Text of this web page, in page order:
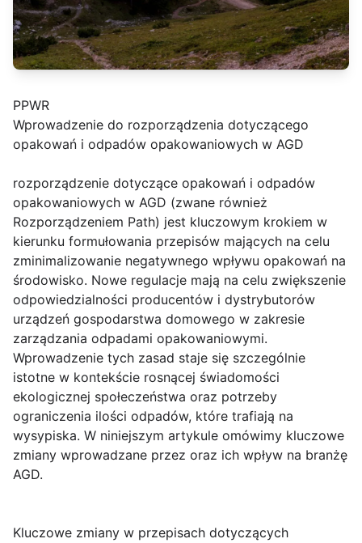
PPWR
Wprowadzenie do rozporządzenia dotyczącego
opakowań i odpadów opakowaniowych w AGD
rozporządzenie dotyczące opakowań i odpadów
opakowaniowych w AGD (zwane również
Rozporządzeniem Path) jest kluczowym krokiem w
kierunku formułowania przepisów mających na celu
zminimalizowanie negatywnego wpływu opakowań na
środowisko. Nowe regulacje mają na celu zwiększenie
odpowiedzialności producentów i dystrybutorów
urządzeń gospodarstwa domowego w zakresie
zarządzania odpadami opakowaniowymi.
Wprowadzenie tych zasad staje się szczególnie
istotne w kontekście rosnącej świadomości
ekologicznej społeczeństwa oraz potrzeby
ograniczenia ilości odpadów, które trafiają na
wysypiska. W niniejszym artykule omówimy kluczowe
zmiany wprowadzane przez oraz ich wpływ na branżę
AGD.
Kluczowe zmiany w przepisach dotyczących